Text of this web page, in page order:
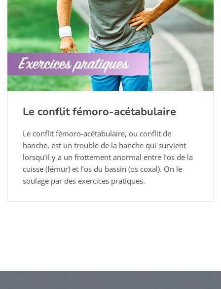
Le conflit fémoro-acétabulaire
Le conflit fémoro-acétabulaire, ou conflit de
hanche, est un trouble de la hanche qui survient
lorsqu’il y a un frottement anormal entre l’os de la
cuisse (fémur) et l’os du bassin (os coxal). On le
soulage par des exercices pratiques.